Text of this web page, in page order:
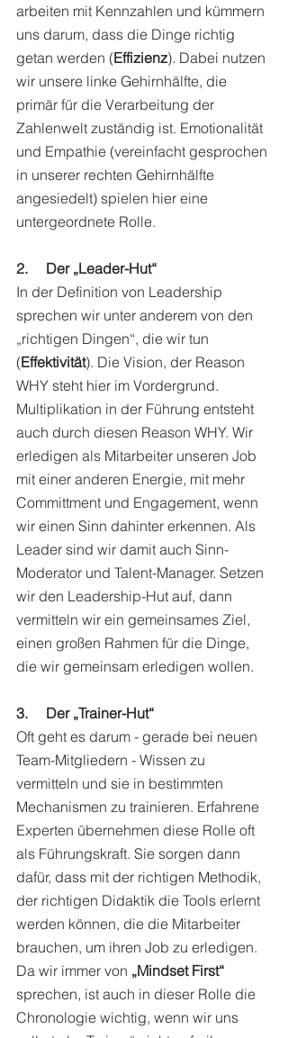
arbeiten mit Kennzahlen und kümmern
uns darum, dass die Dinge richtig
getan werden (Effizienz). Dabei nutzen
wir unsere linke Gehirnhälfte, die
primär für die Verarbeitung der
Zahlenwelt zuständig ist. Emotionalität
und Empathie (vereinfacht gesprochen
in unserer rechten Gehirnhälfte
angesiedelt) spielen hier eine
untergeordnete Rolle.
2.     Der „Leader-Hut“
In der Definition von Leadership
sprechen wir unter anderem von den
„richtigen Dingen“, die wir tun
(Effektivität). Die Vision, der Reason
WHY steht hier im Vordergrund.
Multiplikation in der Führung entsteht
auch durch diesen Reason WHY. Wir
erledigen als Mitarbeiter unseren Job
mit einer anderen Energie, mit mehr
Committment und Engagement, wenn
wir einen Sinn dahinter erkennen. Als
Leader sind wir damit auch Sinn-
Moderator und Talent-Manager. Setzen
wir den Leadership-Hut auf, dann
vermitteln wir ein gemeinsames Ziel,
einen großen Rahmen für die Dinge,
die wir gemeinsam erledigen wollen.
3.     Der „Trainer-Hut“
Oft geht es darum - gerade bei neuen
Team-Mitgliedern - Wissen zu
vermitteln und sie in bestimmten
Mechanismen zu trainieren. Erfahrene
Experten übernehmen diese Rolle oft
als Führungskraft. Sie sorgen dann
dafür, dass mit der richtigen Methodik,
der richtigen Didaktik die Tools erlernt
werden können, die die Mitarbeiter
brauchen, um ihren Job zu erledigen.
Da wir immer von „Mindset First“
sprechen, ist auch in dieser Rolle die
Chronologie wichtig, wenn wir uns